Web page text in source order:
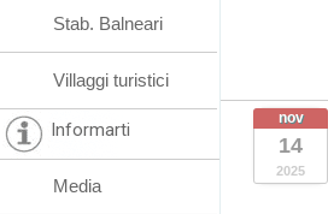
nov
14
2025
Stab. Balneari
Villaggi turistici
Informarti
Media